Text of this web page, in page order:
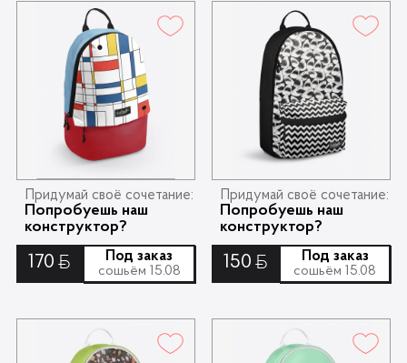
Придумай своё сочетание:
Попробуешь наш
конструктор?
170 Ƃ Под заказ
сошьём 15.08
Придумай своё сочетание:
Попробуешь наш
конструктор?
150 Ƃ Под заказ
сошьём 15.08